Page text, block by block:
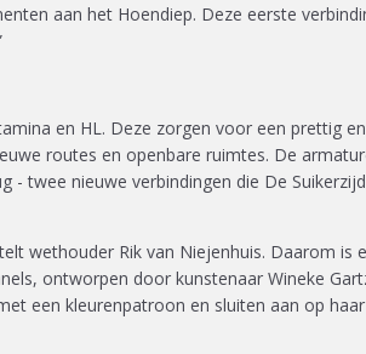
aan het Hoendiep. Deze eerste
en HL. Deze zorgen voor een prettig en
routes en openbare ruimtes. De
- twee nieuwe verbindingen die De
wethouder Rik van Niejenhuis. Daarom is
ontworpen door kunstenaar Wineke
een kleurenpatroon en sluiten aan op haar